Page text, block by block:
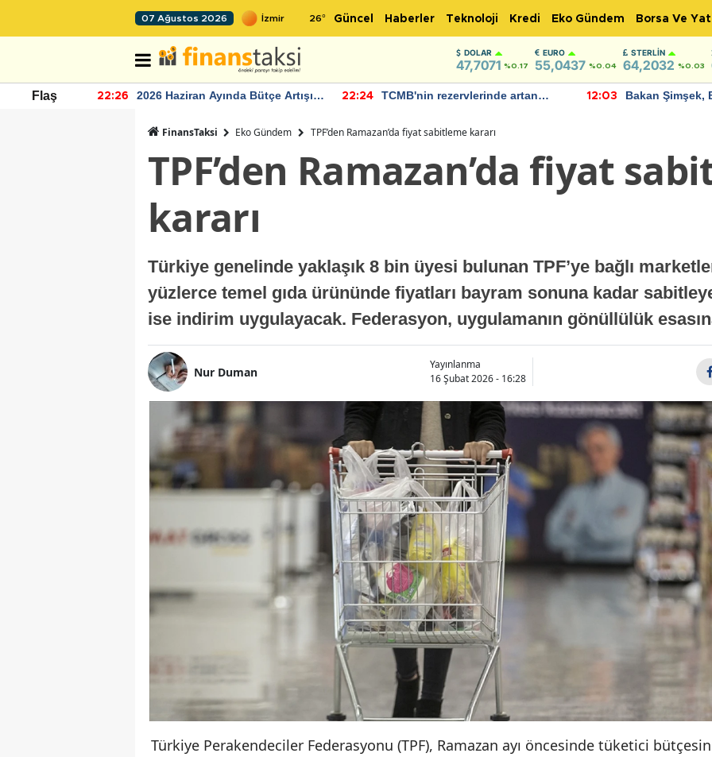
07 Ağustos 2026 26° Güncel Haberler Teknoloji Kredi Eko Gündem Borsa Ve
DOLAR
47,7071 %0.17
EURO
55,0437 %0.04
STERLIN
64,2032 %0.03
Flaş 22:26
2026 Haziran Ayında Bütçe Artışı
22:24
TCMB'nin rezervlerinde artan
12:03
Bakan Şimşek,
FinansTaksi Eko Gündem TPF’den Ramazan’da fiyat sabitleme kararı
TPF’den Ramazan’da fiyat
kararı
Türkiye genelinde yaklaşık 8 bin üyesi bulunan TPF’ye bağlı
yüzlerce temel gıda ürününde fiyatları bayram sonuna kadar
ise indirim uygulayacak. Federasyon, uygulamanın gönüllülük esasına
Nur Duman
Yayınlanma
16 Şubat 2026 - 16:28
Türkiye Perakendeciler Federasyonu (TPF), Ramazan ayı öncesinde tüketici